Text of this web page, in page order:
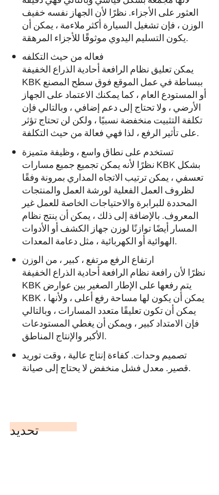
العثور على الأجزاء. نظرًا لأن الجهاز نفسه خفيف
الوزن ، فإن تشغيل السيارة أكثر ملاءمة ، يمكن أن
يكون التسليم اليدوي موثوقًا للأجزاء المرهقة.
فعاله من حيث التكلفه
يمكن تعليق نظام الرافعة أحادية الذراع الخفيفة
KBK ببساطة في عمل الموقع فوق سطح المصنع
أو المستودع العام ، كما يمكنك الاعتماد على الجهاز
الأرضي ، ولا تحتاج إلى دعم إضافي ، وبالتالي فإن
تكلفة التثبيت منخفضة نسبيًا ، ولكن لن تحتاج تؤثر
على تأثير الرفع ، لذا فهي فعالة من حيث التكلفة.
تستخدم على نطاق واسع ، وظيفة متميزة
نظرًا لأنه يمكن تجميع جميع مسارات KBK بشكل
تعسفي ، يمكن ترتيب الاتجاه المداري بمرونة وفقًا
لظروف العمل الفعلية لورشة العمل والمنتجات
المحددة للبرابرة والاحتياجات الخاصة للعمل غير
المعروف. بالإضافة إلى ذلك ، يمكن أن ينتج نظام
المسار أيضًا توازنًا لوزن جهاز الكشف أو الأدوات
الهوائية أو الكهربائية ، مثل دعامة المعدات.
ارتفاع الرفع مرتفع ، كبير ، من الوزن
نظرًا لأن رافعة نظام الرافعة أحادية الذراع الخفيفة
KBK يتم رفعها على الإطار الصغير بين عوارض
KBK ، يمكن أن يكون لها مساحة رفع أعلى ، ولأنها
يمكن أن تكون تعليقًا متعدد المسارات ، وبالتالي
فإن الامتداد كبير ، ويمكن أن يغطي المستودعات
الأكبر والإنتاج المناطق.
تصميم وحدات. كفاءة إنتاج عالية ، وقت توريد
تحديد